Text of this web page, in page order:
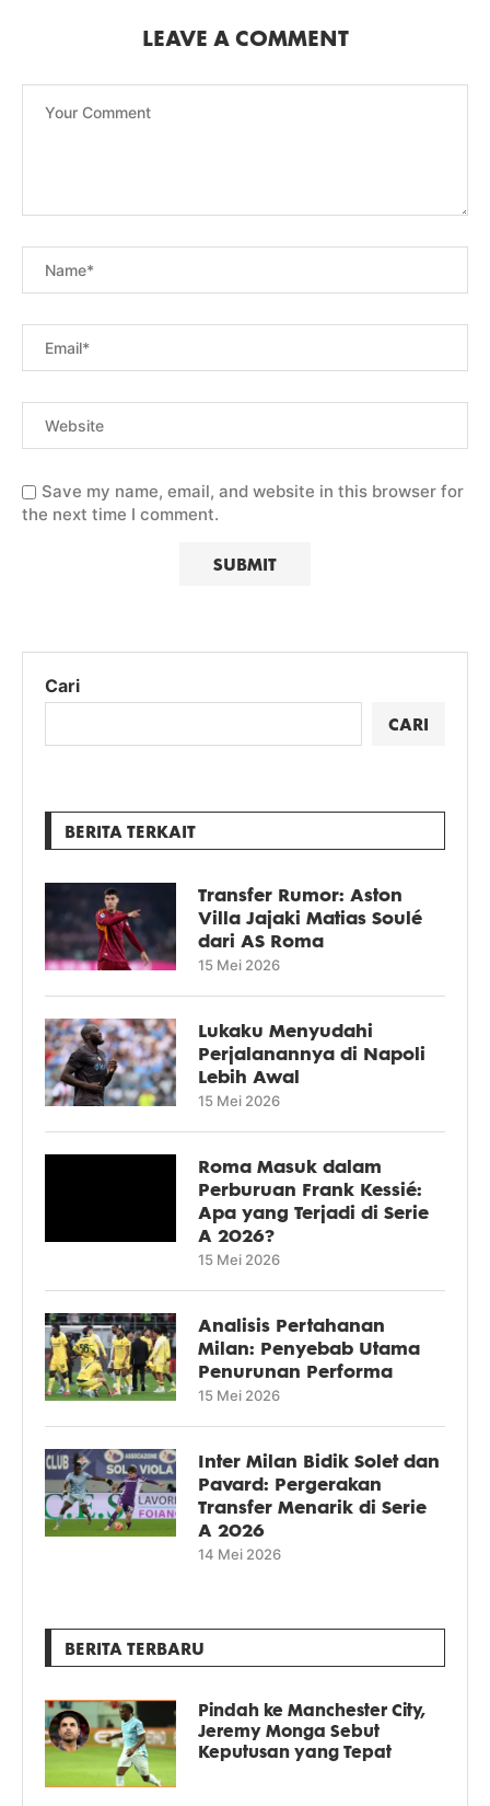
LEAVE A COMMENT
Save my name, email, and website in this browser for
the next time I comment.
Cari
CARI
BERITA TERKAIT
Transfer Rumor: Aston
Villa Jajaki Matias Soulé
dari AS Roma
15 Mei 2026
Lukaku Menyudahi
Perjalanannya di Napoli
Lebih Awal
15 Mei 2026
Roma Masuk dalam
Perburuan Frank Kessié:
Apa yang Terjadi di Serie
A 2026?
15 Mei 2026
Analisis Pertahanan
Milan: Penyebab Utama
Penurunan Performa
15 Mei 2026
Inter Milan Bidik Solet dan
Pavard: Pergerakan
Transfer Menarik di Serie
A 2026
14 Mei 2026
BERITA TERBARU
Pindah ke Manchester City,
Jeremy Monga Sebut
Keputusan yang Tepat